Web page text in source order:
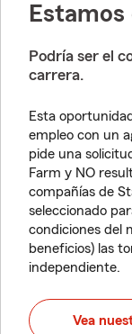
Podría ser el
carrera.
Esta
empleo con un
pide una
Farm y NO
compañías de
seleccionado
condiciones del
beneficios) las
independiente.
Vea